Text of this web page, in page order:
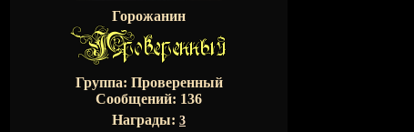
Горожанин
Группа: Проверенный
Сообщений: 136
Награды: 3